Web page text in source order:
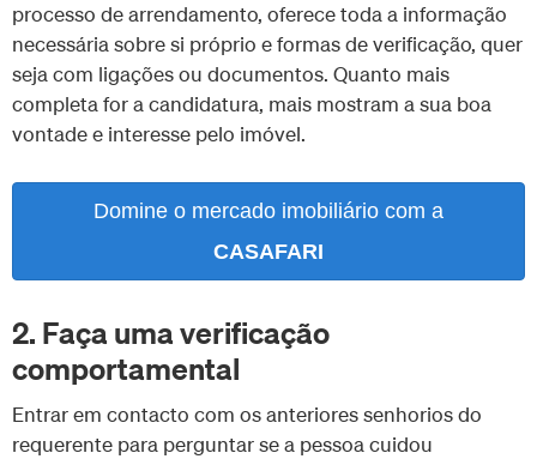
processo de arrendamento, oferece toda a informação
necessária sobre si próprio e formas de verificação, quer
seja com ligações ou documentos. Quanto mais
completa for a candidatura, mais mostram a sua boa
vontade e interesse pelo imóvel.
Domine o mercado imobiliário com a
CASAFARI
2. Faça uma verificação
comportamental
Entrar em contacto com os anteriores senhorios do
requerente para perguntar se a pessoa cuidou